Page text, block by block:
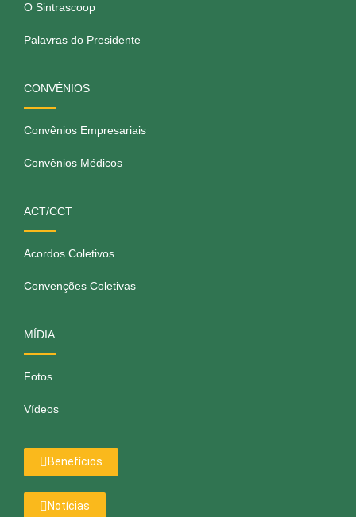
O Sintrascoop
Palavras do Presidente
CONVÊNIOS
Convênios Empresariais
Convênios Médicos
ACT/CCT
Acordos Coletivos
Convenções Coletivas
MÍDIA
Fotos
Vídeos
Benefícios
Notícias